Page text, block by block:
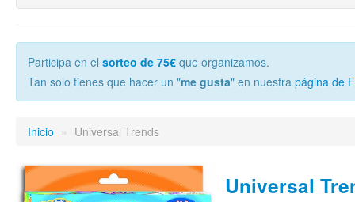
Participa en el sorteo de 75€ que organizamos.
Tan solo tienes que hacer un "me gusta" en nuestra página de
Inicio » Universal Trends
Universal